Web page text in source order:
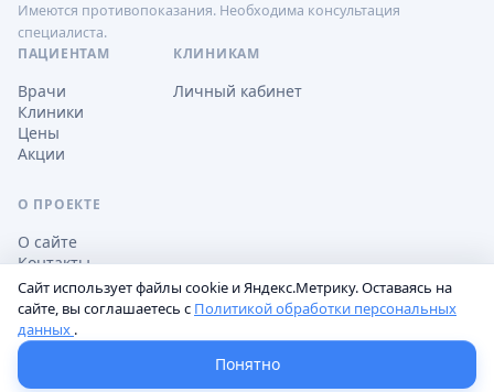
Имеются противопоказания. Необходима консультация
специалиста.
ПАЦИЕНТАМ
Врачи
Клиники
Цены
Акции
КЛИНИКАМ
Личный кабинет
О ПРОЕКТЕ
О сайте
Контакты
Обработка персональных данных
Пользовательское соглашениеНастройки cookie
Сайт использует файлы cookie и Яндекс.Метрику. Оставаясь на
сайте, вы соглашаетесь с Политикой обработки персональных
данных .
Понятно